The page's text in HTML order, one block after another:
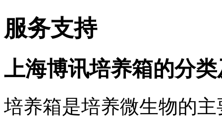
服务支持
上海博讯培养箱的分
培养箱是培养微生物的